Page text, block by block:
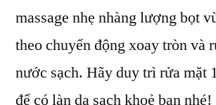
massage nhẹ nhàng lượng bọt
theo chuyển động xoay tròn và
nước sạch. Hãy duy trì rửa mặt
để có làn da sạch khoẻ bạn nhé!